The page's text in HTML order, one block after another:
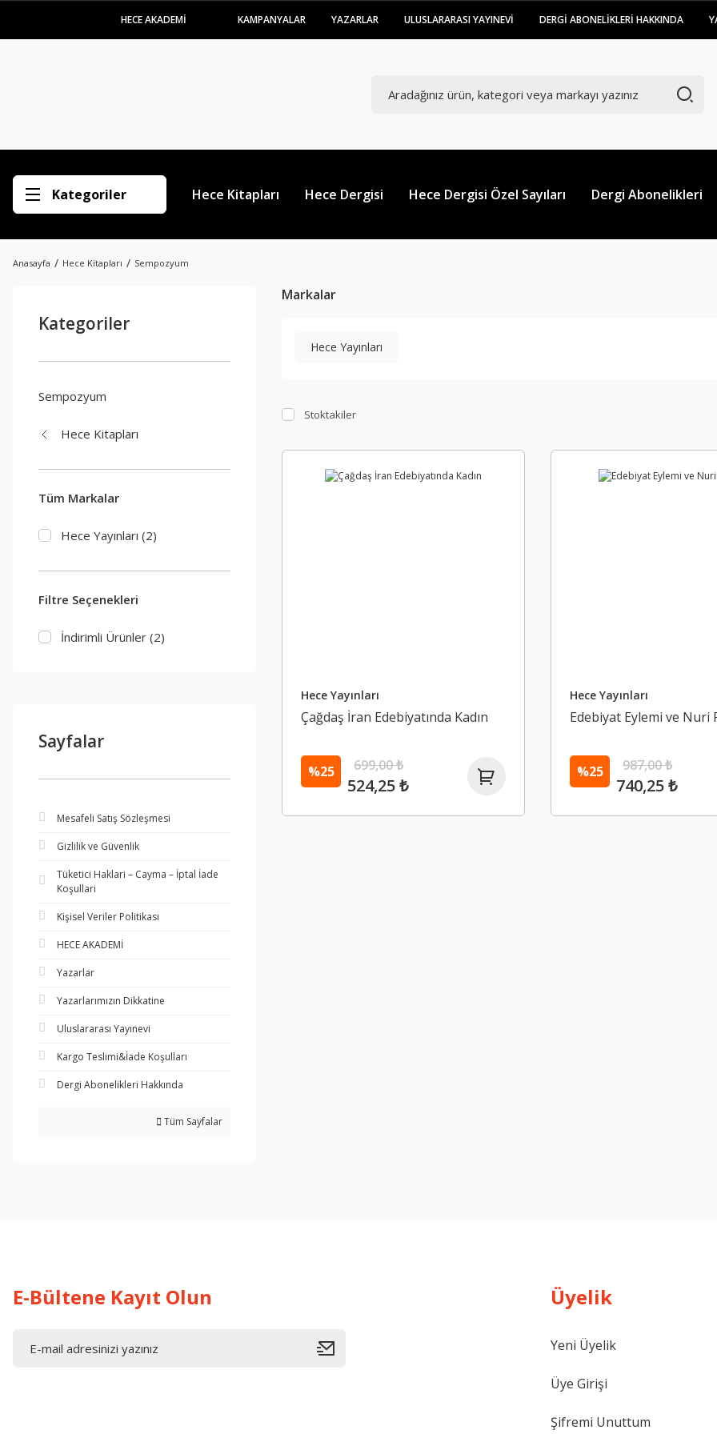
HECE AKADEMİ KAMPANYALAR YAZARLAR ULUSLARARASI YAYINEVİ DERGİ ABONELİKLERİ HAKKINDA
Kategoriler Hece Kitapları Hece Dergisi Hece Dergisi Özel Sayıları Dergi Abonelikleri
Anasayfa Hece Kitapları Sempozyum
Kategoriler
Sempozyum
Hece Kitapları
Tüm Markalar
Hece Yayınları (2)
Filtre Seçenekleri
İndirimli Ürünler (2)
Sayfalar
Mesafeli Satış Sözleşmesi
Gizlilik ve Güvenlik
Tüketici Haklari – Cayma – İptal İade
Koşullari
Kişisel Veriler Politikası
HECE AKADEMİ
Yazarlar
Yazarlarımızın Dikkatine
Uluslararası Yayınevi
Kargo Teslimi&İade Koşulları
Dergi Abonelikleri Hakkında
Tüm Sayfalar
Markalar
Hece Yayınları
Stoktakiler
Hece Yayınları
Çağdaş İran Edebiyatında Kadın
%25 699,00 ₺
524,25 ₺
Hece Yayınları
Edebiyat Eylemi ve Nuri
%25 987,00 ₺
740,25 ₺
E-Bültene Kayıt Olun Üyelik
Yeni Üyelik
Üye Girişi
Şifremi Unuttum